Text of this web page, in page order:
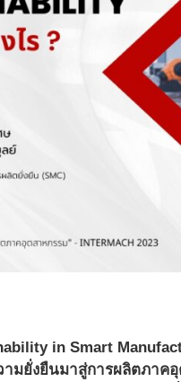
in Smart
มยั่งยืนมาสู่การผลิตภาคอุ